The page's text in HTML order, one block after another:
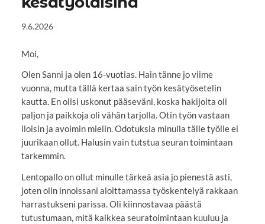
9.6.2026
Moi,
Olen Sanni ja olen 16-vuotias. Hain tänne jo viime
vuonna, mutta tällä kertaa sain työn kesätyösetelin
kautta. En olisi uskonut pääseväni, koska hakijoita oli
paljon ja paikkoja oli vähän tarjolla. Otin työn vastaan
iloisin ja avoimin mielin. Odotuksia minulla tälle työlle ei
juurikaan ollut. Halusin vain tutstua seuran toimintaan
tarkemmin.
Lentopallo on ollut minulle tärkeä asia jo pienestä asti,
joten olin innoissani aloittamassa työskentelyä rakkaan
harrastukseni parissa. Oli kiinnostavaa päästä
tutustumaan, mitä kaikkea seuratoimintaan kuuluu ja